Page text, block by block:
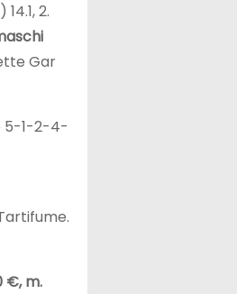
2.
Gar
5-1-2-4-
€, m.